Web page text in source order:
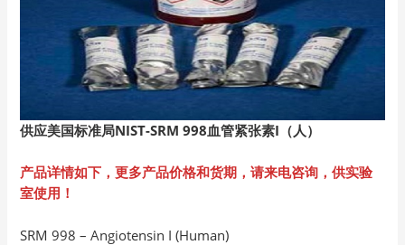
供应美国标准局NIST-SRM 998血管紧张素I （人）
产品详情如下，更多产品价格和货期，请来电咨询，供实验
室使用！
SRM 998 – Angiotensin I (Human)